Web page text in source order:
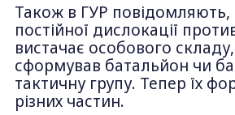
Також в ГУР
постійної дислокації
вистачає особового
сформував батальйон чи
тактичну групу. Тепер їх
різних частин.